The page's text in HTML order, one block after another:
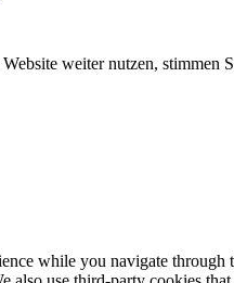
weiter nutzen, stimmen
while you navigate through